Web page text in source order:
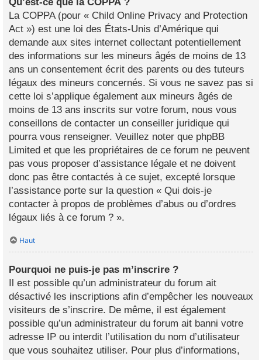
La COPPA (pour « Child Online Privacy and Protection
Act ») est une loi des États-Unis d’Amérique qui
demande aux sites internet collectant potentiellement
des informations sur les mineurs âgés de moins de 13
ans un consentement écrit des parents ou des tuteurs
légaux des mineurs concernés. Si vous ne savez pas si
cette loi s’applique également aux mineurs âgés de
moins de 13 ans inscrits sur votre forum, nous vous
conseillons de contacter un conseiller juridique qui
pourra vous renseigner. Veuillez noter que phpBB
Limited et que les propriétaires de ce forum ne peuvent
pas vous proposer d’assistance légale et ne doivent
donc pas être contactés à ce sujet, excepté lorsque
l’assistance porte sur la question « Qui dois-je
contacter à propos de problèmes d’abus ou d’ordres
légaux liés à ce forum ? ».
Haut
Pourquoi ne puis-je pas m’inscrire ?
Il est possible qu’un administrateur du forum ait
désactivé les inscriptions afin d’empêcher les nouveaux
visiteurs de s’inscrire. De même, il est également
possible qu’un administrateur du forum ait banni votre
adresse IP ou interdit l’utilisation du nom d’utilisateur
que vous souhaitez utiliser. Pour plus d’informations,